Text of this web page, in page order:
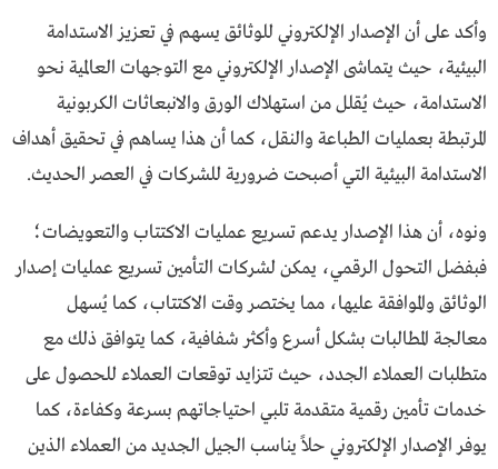
وأكد على أن الإصدار الإلكتروني للوثائق يسهم في تعزيز الاستدامة
البيئية، حيث يتماشى الإصدار الإلكتروني مع التوجهات العالمية نحو
الاستدامة، حيث يُقلل من استهلاك الورق والانبعاثات الكربونية
المرتبطة بعمليات الطباعة والنقل، كما أن هذا يساهم في تحقيق أهداف
الاستدامة البيئية التي أصبحت ضرورية للشركات في العصر الحديث.
ونوه، أن هذا الإصدار يدعم تسريع عمليات الاكتتاب والتعويضات؛
فبفضل التحول الرقمي، يمكن لشركات التأمين تسريع عمليات إصدار
الوثائق والموافقة عليها، مما يختصر وقت الاكتتاب، كما يُسهل
معالجة المطالبات بشكل أسرع وأكثر شفافية، كما يتوافق ذلك مع
متطلبات العملاء الجدد، حيث تتزايد توقعات العملاء للحصول على
خدمات تأمين رقمية متقدمة تلبي احتياجاتهم بسرعة وكفاءة، كما
يوفر الإصدار الإلكتروني حلاً يناسب الجيل الجديد من العملاء الذين